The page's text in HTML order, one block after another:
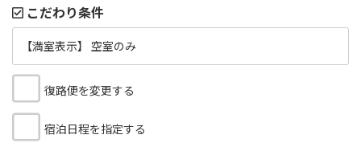
こだわり条件
【満室表示】 空室のみ
復路便を変更する
宿泊日程を指定する